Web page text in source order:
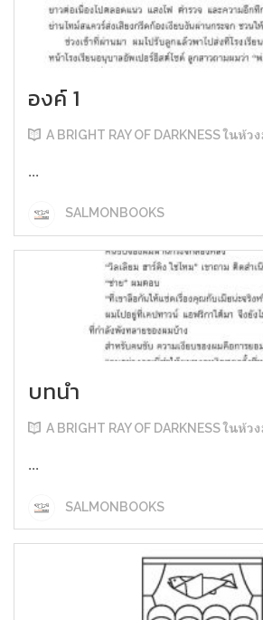
องค์ 1
A BRIGHT RAY OF DARKNESS ใน
...
SALMONBOOKS
บทนำ
A BRIGHT RAY OF DARKNESS ใน
...
SALMONBOOKS